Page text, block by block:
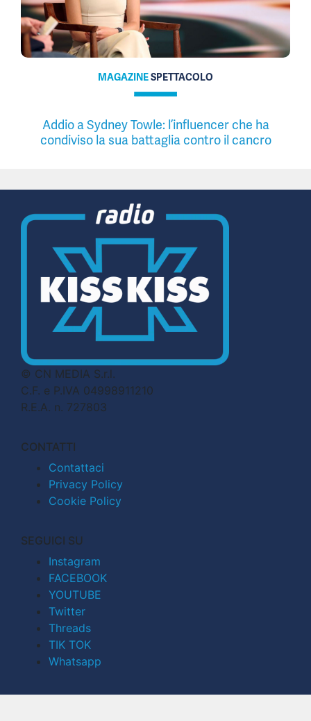
MAGAZINESPETTACOLO
Addio a Sydney Towle: l’influencer che ha
condiviso la sua battaglia contro il cancro
© CN MEDIA S.r.l.
C.F. e P.IVA 04998911210
R.E.A. n. 727803
CONTATTI
Contattaci
Privacy Policy
Cookie Policy
SEGUICI SU
Instagram
FACEBOOK
YOUTUBE
Twitter
Threads
TIK TOK
Whatsapp